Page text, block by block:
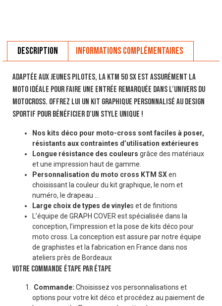
Description Informations complémentaires
Adaptée aux jeunes pilotes, la KTM 50 SX est assurément la
moto idéale pour faire une entrée remarquée dans l’univers du
motocross. Offrez lui un kit graphique personnalisé au design
sportif pour bénéficier d’un style unique !
Nos kits déco pour moto-cross sont faciles à poser,
résistants aux contraintes d’utilisation extérieures
Longue résistance des couleurs grâce des matériaux
et une impression haut de gamme.
Personnalisation du moto cross KTM SXen
choisissant la couleur du kit graphique, le nom et
numéro, le drapeau …
Large choix de types de vinyles et de finitions
L’équipe de GRAPH COVER est spécialisée dans la
conception, l’impression et la pose de kits déco pour
moto cross. La conception est assure par notre équipe
de graphistes et la fabrication en France dans nos
ateliers près de Bordeaux
VOTRE COMMANDE ÉTAPE PAR ÉTAPE
Commande: Choisissez vos personnalisations et
options pour votre kit déco et procédez au paiement de